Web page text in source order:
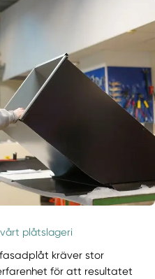
plåtslageri
kräver stor
för att resultatet